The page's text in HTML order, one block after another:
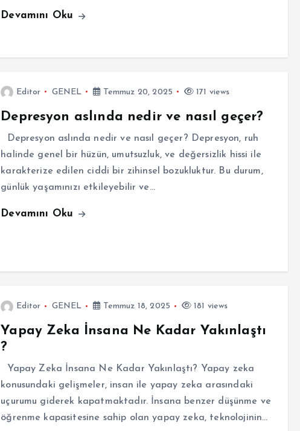
Devamını Oku
Editor GENEL Temmuz 20, 2025 171 views
Depresyon aslında nedir ve nasıl geçer?
Depresyon aslında nedir ve nasıl geçer? Depresyon, ruh
halinde genel bir hüzün, umutsuzluk, ve değersizlik hissi ile
karakterize edilen ciddi bir zihinsel bozukluktur. Bu durum,
günlük yaşamınızı etkileyebilir ve…
Devamını Oku
Editor GENEL Temmuz 18, 2025 181 views
Yapay Zeka İnsana Ne Kadar Yakınlaştı
?
Yapay Zeka İnsana Ne Kadar Yakınlaştı? Yapay zeka
konusundaki gelişmeler, insan ile yapay zeka arasındaki
uçurumu giderek kapatmaktadır. İnsana benzer düşünme ve
öğrenme kapasitesine sahip olan yapay zeka, teknolojinin…